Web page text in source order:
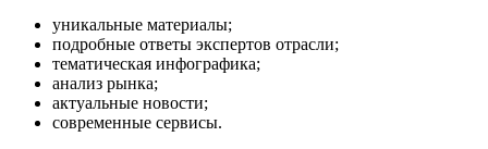
уникальные материалы;
подробные ответы экспертов отрасли;
тематическая инфографика;
анализ рынка;
актуальные новости;
современные сервисы.